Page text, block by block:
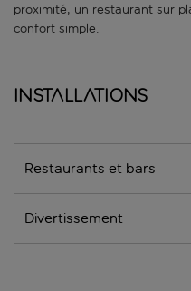
proximité, un restaurant sur
confort simple.
Installations
Restaurants et bars
Divertissement